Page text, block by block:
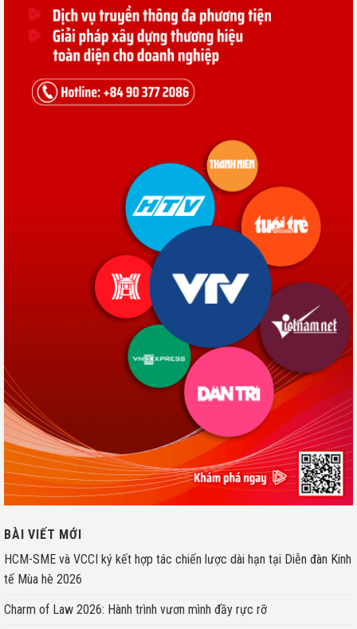
Cộng đồng Khoẻ và Đẹp Bất động sản Công nghệ
Chứng khoán Tiền điện tử Thời trang
64 Bis Võ Thị Sáu, Phường Tân Định, Quận 1, Tp. HCM
VĂN PHÒNG ĐẠI DIỆN HÀ NỘI
P105, Khu TT 222D, Ngõ 260, Đội Cấn, Ba Đình, Hà Nội.
Giấy phép Trang TTĐT Số 61/GP-STTT Cấp Ngày 21 tháng 10
CHỊU TRÁCH NHIỆM QUẢN LÝ NỘI DUNG
Bà Nguyễn Thu Len
LIÊN HỆ QUẢNG CÁO
Hotline: 090 377 2086
© Copyright 2017 - 2023